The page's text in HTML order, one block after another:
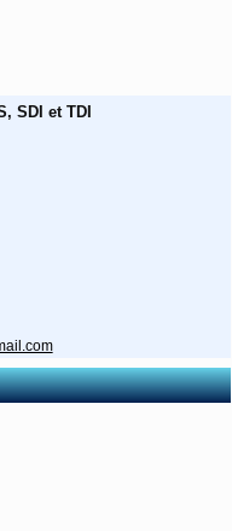
SDI et TDI